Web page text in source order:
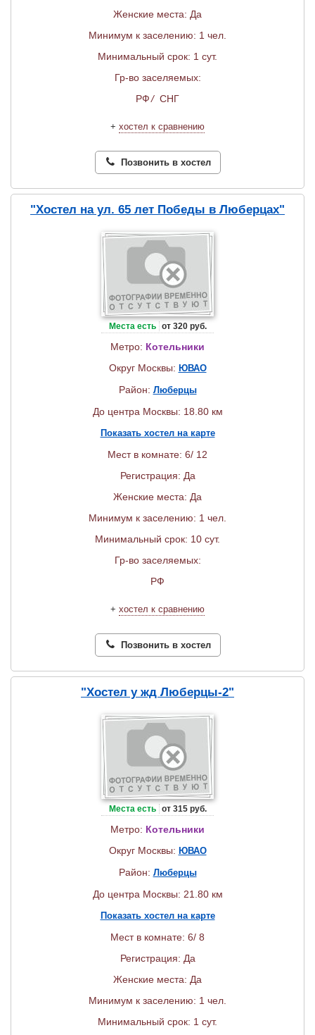
Женские места: Да
Минимум к заселению: 1 чел.
Минимальный срок: 1 сут.
Гр-во заселяемых:
РФ/ СНГ
+ хостел к сравнению
Позвонить в хостел
"Хостел на ул. 65 лет Победы в Люберцах"
Места есть от 320 руб.
Метро: Котельники
Округ Москвы: ЮВАО
Район: Люберцы
До центра Москвы: 18.80 км
Показать хостел на карте
Мест в комнате: 6/ 12
Регистрация: Да
Женские места: Да
Минимум к заселению: 1 чел.
Минимальный срок: 10 сут.
Гр-во заселяемых:
РФ
+ хостел к сравнению
Позвонить в хостел
"Хостел у жд Люберцы-2"
Места есть от 315 руб.
Метро: Котельники
Округ Москвы: ЮВАО
Район: Люберцы
До центра Москвы: 21.80 км
Показать хостел на карте
Мест в комнате: 6/ 8
Регистрация: Да
Женские места: Да
Минимум к заселению: 1 чел.
Минимальный срок: 1 сут.